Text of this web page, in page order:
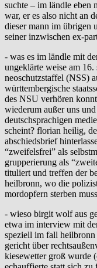
suchte – im ländle eben
war, er es also nicht an
dieser mann im übrigen
seiner inzwischen ex-
- was es im ländle mit
ungeklärte weise am 16.
neoschutzstaffel (NSS)
württembergische
des NSU verhören
wiederum außer uns
deutschsprachigen
scheint? florian heilig,
abschiedsbrief
“zweifelsfrei” als
grupperierung als
tituliert und treffen der
heilbronn, wo die
mordopfern sterben
- wieso birgit wolf aus
etwa im interview mit
speziell im fall
gericht über
kiesewetter groß wurde